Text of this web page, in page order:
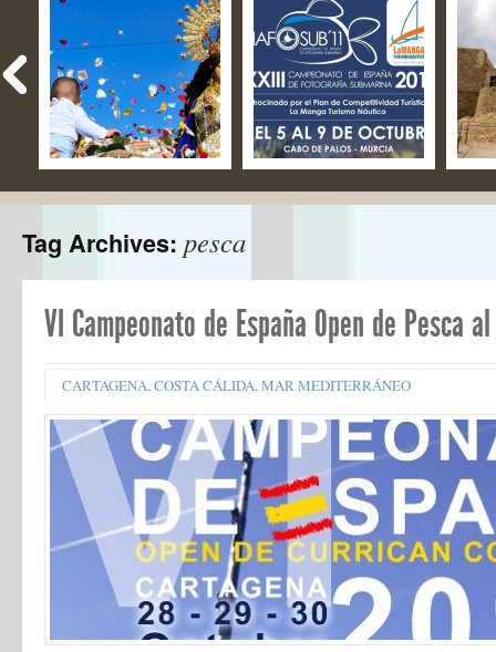
Fiestas del Milagro –
Mazarrón
08 Nov 2019
No Comment
By apartamentos
NAFOSUB – La Manga
del Mar Menor y Cabo
de Palos
13 Oct 2019
No Comment
By apartamentos
28
No
By
Tag Archives: pesca
VI Campeonato de España Open de Pesca
CARTAGENA,COSTA CÁLIDA,MAR MEDITERRÁNEO